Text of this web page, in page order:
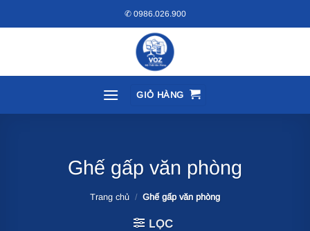
qua
✆ 0986.026.900
GIỎ HÀNG
Ghế gấp văn phòng
Trang chủ / Ghế gấp văn phòng
LỌC